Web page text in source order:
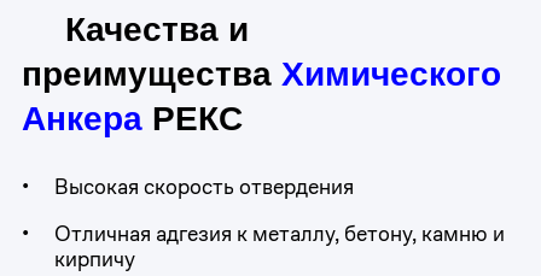
Качества и
преимущества Химического
Анкера РЕКС
Высокая скорость отвердения
Отличная адгезия к металлу, бетону, камню и
кирпичу